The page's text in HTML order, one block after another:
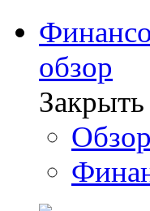
обзор
Закрыть